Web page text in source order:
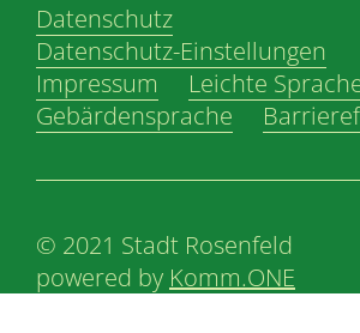
Datenschutz
Datenschutz-Einstellungen
Impressum
Leichte
Gebärdensprache
© 2021 Stadt Rosenfeld
powered by Komm.ONE